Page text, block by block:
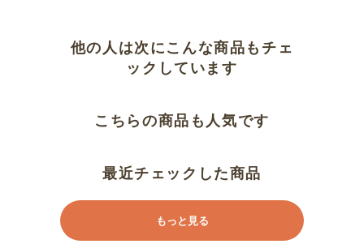
息子のマストアイテムです。
他の人は次にこんな商品もチェ
ックしています
こちらの商品も人気です
最近チェックした商品
もっと見る